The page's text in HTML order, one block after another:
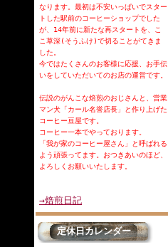
なります。最初は不安いっぱいでスター
トした駅前のコーヒーショップでした
が、14年前に新たな再スタートを、こ
こ草深(そうふけ)で切ることがてきま
した。
今ではたくさんのお客様に応援、お手伝
いをしていただいてのお店の運営です。
伝説のがんこな焙煎のおじさんと、営業
マン犬「カール名誉店長」と作り上げた
コーヒー豆屋です。
コーヒー一本でやっております。
「我が家のコーヒー屋さん」と呼ばれる
よう頑張ってます。おつきあいのほど、
よろしくお願いいたします。
→焙煎日記
定休日カレンダー